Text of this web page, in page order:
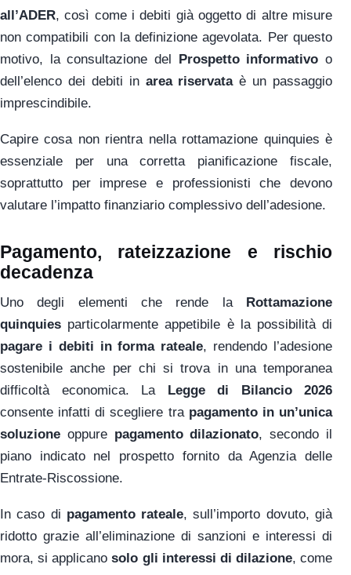
all’ADER, così come i debiti già oggetto di altre misure
non compatibili con la definizione agevolata. Per questo
motivo, la consultazione del Prospetto informativo o
dell’elenco dei debiti in area riservataè un passaggio
imprescindibile.
Capire cosa non rientra nella rottamazione quinquies è
essenziale per una corretta pianificazione fiscale,
soprattutto per imprese e professionisti che devono
valutare l’impatto finanziario complessivo dell’adesione.
Pagamento, rateizzazione e rischio
decadenza
Uno degli elementi che rende la Rottamazione
quinquies particolarmente appetibile è la possibilità di
pagare i debiti in forma rateale, rendendo l’adesione
sostenibile anche per chi si trova in una temporanea
difficoltà economica. La Legge di Bilancio 2026
consente infatti di scegliere tra pagamento in un’unica
soluzione oppure pagamento dilazionato, secondo il
piano indicato nel prospetto fornito da Agenzia delle
Entrate-Riscossione.
In caso di pagamento rateale, sull’importo dovuto, già
ridotto grazie all’eliminazione di sanzioni e interessi di
mora, si applicanosolo gli interessi di dilazione, come